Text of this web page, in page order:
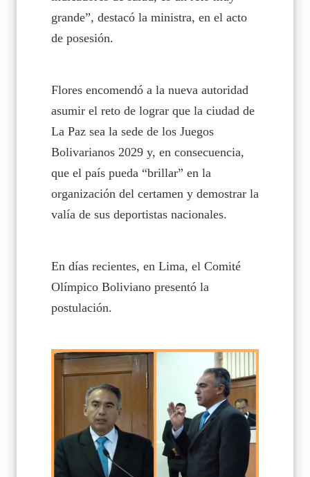
grande”, destacó la ministra, en el acto
de posesión.
Flores encomendó a la nueva autoridad
asumir el reto de lograr que la ciudad de
La Paz sea la sede de los Juegos
Bolivarianos 2029 y, en consecuencia,
que el país pueda “brillar” en la
organización del certamen y demostrar la
valía de sus deportistas nacionales.
En días recientes, en Lima, el Comité
Olímpico Boliviano presentó la
postulación.